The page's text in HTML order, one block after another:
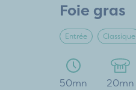
Foie gras
Entrée Classique
50mn 20mn